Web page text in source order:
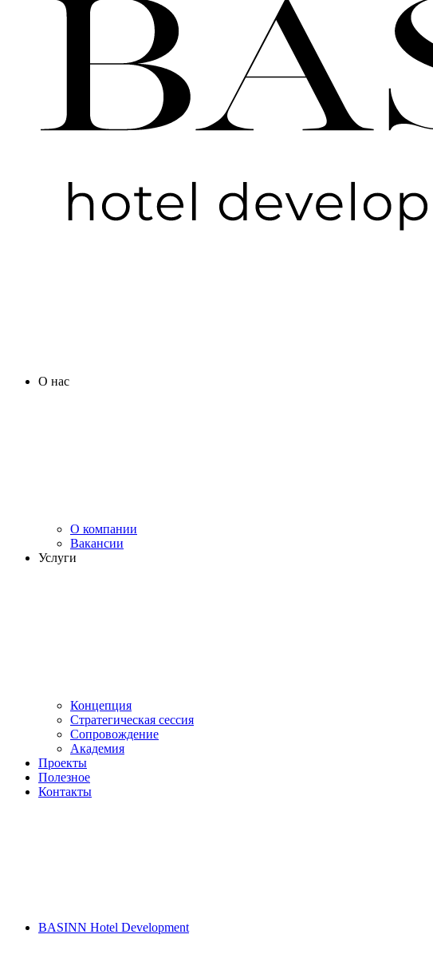
О нас
О компании
Вакансии
Услуги
Концепция
Стратегическая сессия
Сопровождение
Академия
Проекты
Полезное
Контакты
BASINN Hotel Development